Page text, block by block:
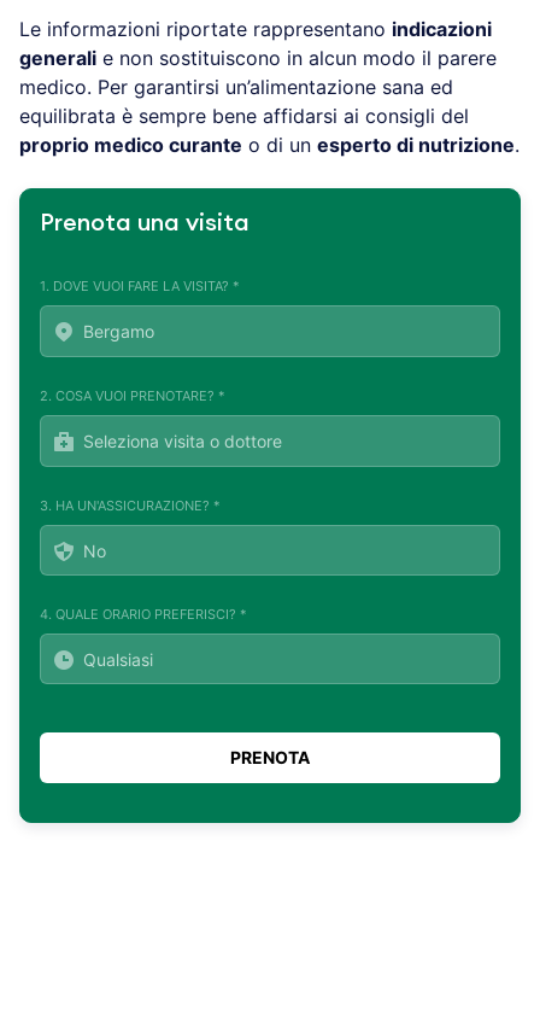
Le informazioni riportate rappresentano indicazioni
generali e non sostituiscono in alcun modo il parere
medico. Per garantirsi un’alimentazione sana ed
equilibrata è sempre bene affidarsi ai consigli del
proprio medico curante o di un esperto di nutrizione.
Prenota una visita
1. DOVE VUOI FARE LA VISITA? *
2. COSA VUOI PRENOTARE? *
3. HA UN'ASSICURAZIONE? *
4. QUALE ORARIO PREFERISCI? *